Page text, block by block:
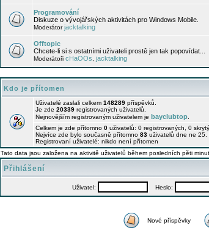
Programování
Diskuze o vývojářských aktivitách pro Windows Mobile.
Moderátorjacktalking
Offtopic
Chcete-li si s ostatními uživateli prostě jen tak popovídat...
Moderátoři cHaOOs jacktalking
Kdo je přítomen
Uživatelé zaslali celkem 148289 příspěvků.
Je zde 20339 registrovaných uživatelů.
Nejnovějším registrovaným uživatelem je bayclubtop
Celkem je zde přítomno 0 uživatelů: 0 registrovaných, 0
Nejvíce zde bylo současně přítomno 83 uživatelů dne ne 25.
Registrovaní uživatelé: nikdo není přítomen
Tato data jsou založena na aktivitě uživatelů během posledních pěti minut
Přihlášení
Uživatel: Heslo:
Nové příspěvky